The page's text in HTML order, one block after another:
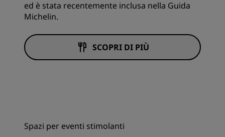
ed è stata recentemente inclusa nella Guida
Michelin.
SCOPRI DI PIÙ
Spazi per eventi stimolanti